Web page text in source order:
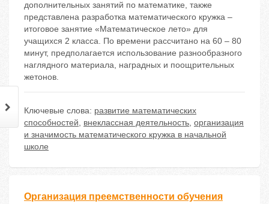
дополнительных занятий по математике, также
представлена разработка математического кружка –
итоговое занятие «Математическое лето» для
учащихся 2 класса. По времени рассчитано на 60 – 80
минут, предполагается использование разнообразного
наглядного материала, наградных и поощрительных
жетонов.
Ключевые слова: развитие математических
способностей, внеклассная деятельность, организация
и значимость математического кружка в начальной
школе
Организация преемственности обучения